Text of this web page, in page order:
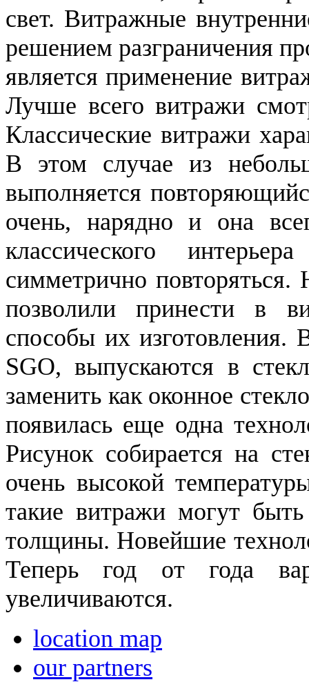
свет. Витражные
решением разграничения
является применение
Лучше всего витражи
Классические витражи
В этом случае из
выполняется
очень, нарядно и она
классического
симметрично
позволили принести в
способы их изготовления.
SGO, выпускаются в
заменить как оконное
появилась еще одна
Рисунок собирается на
очень высокой
такие витражи могут
толщины. Новейшие
Теперь год от года
увеличиваются.
location map
our partners